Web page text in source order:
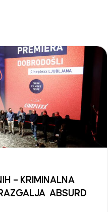
– KRIMINALNA
ABSURD